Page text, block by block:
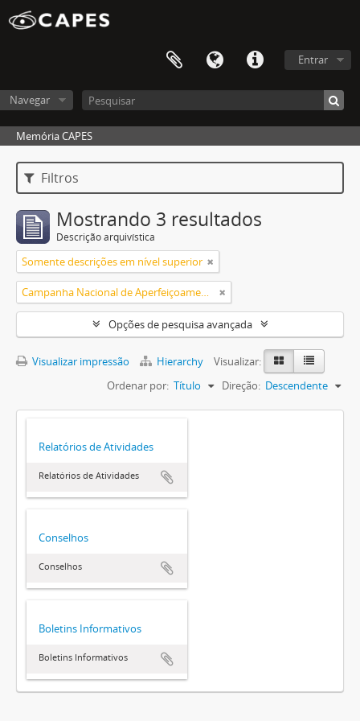
Entrar
Navegar
Memória CAPES
Filtros
Mostrando 3 resultados
Descrição arquivística
Somente descrições em nível superior
Campanha Nacional de Aperfeiçoamento de Pessoal de Nível Superior (CAPES)
Opções de pesquisa avançada
Visualizar impressão Hierarchy
Visualizar:
Ordenar por: Título Direção: Descendente
Relatórios de Atividades
Relatórios de Atividades
Conselhos
Conselhos
Boletins Informativos
Boletins Informativos